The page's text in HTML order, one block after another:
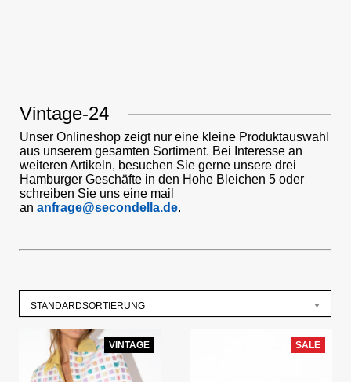
Vintage-24
Unser Onlineshop zeigt nur eine kleine Produktauswahl
aus unserem gesamten Sortiment. Bei Interesse an
weiteren Artikeln, besuchen Sie gerne unsere drei
Hamburger Geschäfte in den Hohe Bleichen 5 oder
schreiben Sie uns eine mail
an anfrage@secondella.de.
STANDARDSORTIERUNG
VINTAGE SALE